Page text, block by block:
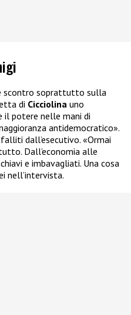
scontro soprattutto sulla
di Cicciolina uno
potere nelle mani di
antidemocratico».
dall’esecutivo. «Ormai
Dall’economia alle
e imbavagliati. Una cosa
nell’intervista.